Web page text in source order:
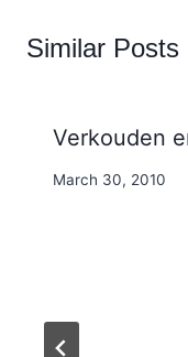
Similar Posts
Verkouden
By
March 30, 2010